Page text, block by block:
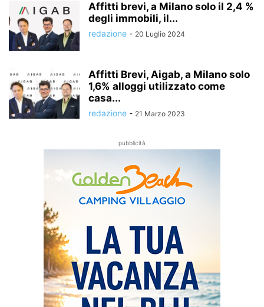
Affitti brevi, a Milano solo il 2,4 %
degli immobili, il...
redazione - 20 Luglio 2024
Affitti Brevi, Aigab, a Milano solo
1,6% alloggi utilizzato come
casa...
redazione - 21 Marzo 2023
pubblicità